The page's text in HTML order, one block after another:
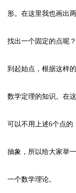
形。在这里我也画出
找出一个固定的点呢
到起始点，根据这样
数学定理的知识。在
可以不用上述6个点的
抽象，所以给大家举
一个数学理论。